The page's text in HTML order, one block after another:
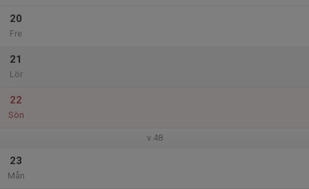
20
Fre
21
Lör
22
Sön
v.48
23
Mån